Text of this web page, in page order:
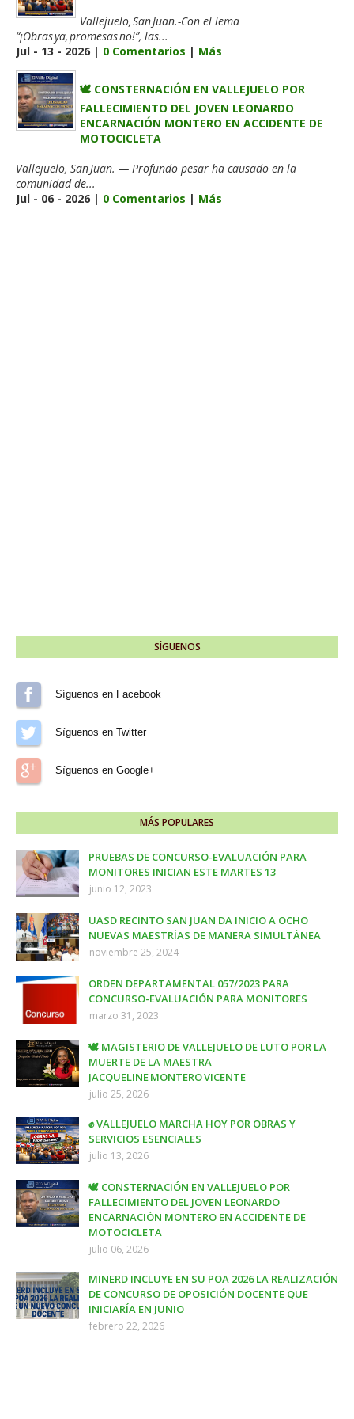
Vallejuelo, San Juan.-Con el lema
“¡Obras ya, promesas no!”, las...
Jul - 13 - 2026 | 0 Comentarios | Más
🕊️ CONSTERNACIÓN EN VALLEJUELO POR
FALLECIMIENTO DEL JOVEN LEONARDO
ENCARNACIÓN MONTERO EN ACCIDENTE DE
MOTOCICLETA
Vallejuelo, San Juan. — Profundo pesar ha causado en la
comunidad de...
Jul - 06 - 2026 | 0 Comentarios | Más
SÍGUENOS
Síguenos en Facebook
Síguenos en Twitter
Síguenos en Google+
MÁS POPULARES
PRUEBAS DE CONCURSO-EVALUACIÓN PARA
MONITORES INICIAN ESTE MARTES 13
junio 12, 2023
UASD RECINTO SAN JUAN DA INICIO A OCHO
NUEVAS MAESTRÍAS DE MANERA SIMULTÁNEA
noviembre 25, 2024
ORDEN DEPARTAMENTAL 057/2023 PARA
CONCURSO-EVALUACIÓN PARA MONITORES
marzo 31, 2023
🕊️ MAGISTERIO DE VALLEJUELO DE LUTO POR LA
MUERTE DE LA MAESTRA
JACQUELINE MONTERO VICENTE
julio 25, 2026
✊ VALLEJUELO MARCHA HOY POR OBRAS Y
SERVICIOS ESENCIALES
julio 13, 2026
🕊️ CONSTERNACIÓN EN VALLEJUELO POR
FALLECIMIENTO DEL JOVEN LEONARDO
ENCARNACIÓN MONTERO EN ACCIDENTE DE
MOTOCICLETA
julio 06, 2026
MINERD INCLUYE EN SU POA 2026 LA REALIZACIÓN
DE CONCURSO DE OPOSICIÓN DOCENTE QUE
INICIARÍA EN JUNIO
febrero 22, 2026